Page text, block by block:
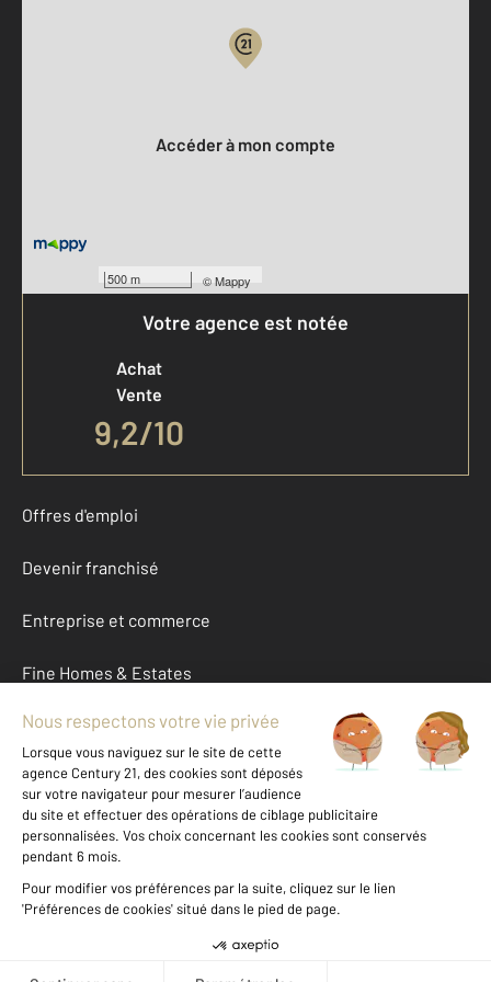
500 m ©Mappy
Accéder à mon compte
Votre agence est notée
Achat
Vente
9,2/10
Offres d'emploi
Devenir franchisé
Entreprise et commerce
Fine Homes & Estates
À propos
International
Nous contacter
Données personnelles